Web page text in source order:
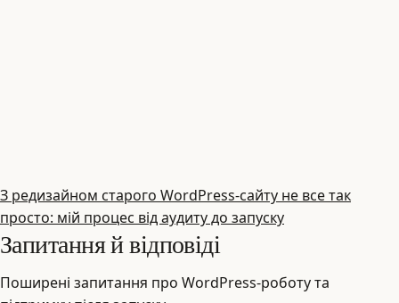
З редизайном старого WordPress‑сайту не все так
просто: мій процес від аудиту до запуску
Запитання й відповіді
Поширені запитання про WordPress-роботу та